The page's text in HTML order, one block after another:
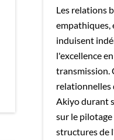
Les relations
empathiques,
induisent
l'excellence
transmission.
relationnelles
Akiyo durant
sur le
structures de